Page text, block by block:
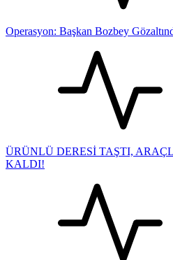
Operasyon: Başkan Bozbey
ÜRÜNLÜ DERESİ TAŞTI,
KALDI!